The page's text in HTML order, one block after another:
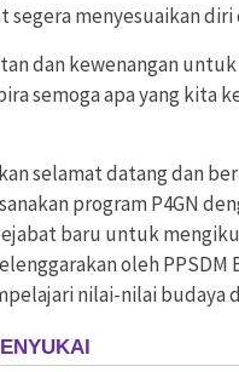
segera menyesuaikan
dan kewenangan
semoga apa yang kita
selamat datang dan
program P4GN
baru untuk
oleh
nilai-nilai budaya